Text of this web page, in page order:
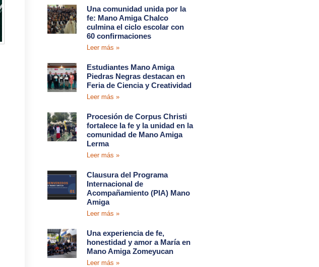
Una comunidad unida por la
fe: Mano Amiga Chalco
culmina el ciclo escolar con
60 confirmaciones
Leer más »
Estudiantes Mano Amiga
Piedras Negras destacan en
Feria de Ciencia y Creatividad
Leer más »
Procesión de Corpus Christi
fortalece la fe y la unidad en la
comunidad de Mano Amiga
Lerma
Leer más »
Clausura del Programa
Internacional de
Acompañamiento (PIA) Mano
Amiga
Leer más »
Una experiencia de fe,
honestidad y amor a María en
Mano Amiga Zomeyucan
Leer más »